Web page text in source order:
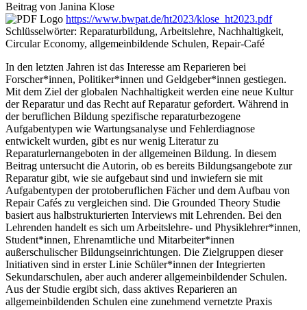
Beitrag von Janina Klose
https://www.bwpat.de/ht2023/klose_ht2023.pdf
Schlüsselwörter: Reparaturbildung, Arbeitslehre, Nachhaltigkeit,
Circular Economy, allgemeinbildende Schulen, Repair-Café
In den letzten Jahren ist das Interesse am Reparieren bei
Forscher*innen, Politiker*innen und Geldgeber*innen gestiegen.
Mit dem Ziel der globalen Nachhaltigkeit werden eine neue Kultur
der Reparatur und das Recht auf Reparatur gefordert. Während in
der beruflichen Bildung spezifische reparaturbezogene
Aufgabentypen wie Wartungsanalyse und Fehlerdiagnose
entwickelt wurden, gibt es nur wenig Literatur zu
Reparaturlernangeboten in der allgemeinen Bildung. In diesem
Beitrag untersucht die Autorin, ob es bereits Bildungsangebote zur
Reparatur gibt, wie sie aufgebaut sind und inwiefern sie mit
Aufgabentypen der protoberuflichen Fächer und dem Aufbau von
Repair Cafés zu vergleichen sind. Die Grounded Theory Studie
basiert aus halbstrukturierten Interviews mit Lehrenden. Bei den
Lehrenden handelt es sich um Arbeitslehre- und Physiklehrer*innen,
Student*innen, Ehrenamtliche und Mitarbeiter*innen
außerschulischer Bildungseinrichtungen. Die Zielgruppen dieser
Initiativen sind in erster Linie Schüler*innen der Integrierten
Sekundarschulen, aber auch anderer allgemeinbildender Schulen.
Aus der Studie ergibt sich, dass aktives Reparieren an
allgemeinbildenden Schulen eine zunehmend vernetzte Praxis